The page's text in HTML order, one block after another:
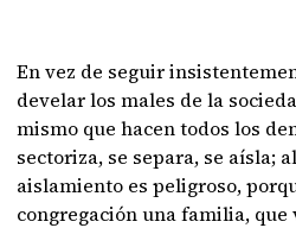
En vez de seguir
develar los males de la
mismo que hacen todos los
sectoriza, se separa, se aísla;
aislamiento es peligroso,
congregación una familia, que